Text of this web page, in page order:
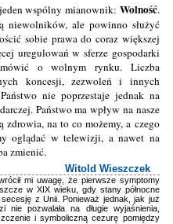
wspólny mianownik: Wolność.
niewolników, ale powinno służyć
sobie prawa do coraz większej
uregulowań w sferze gospodarki
o wolnym rynku. Liczba
koncesji, zezwoleń i innych
nie poprzestaje jednak na
Państwo ma wpływ na nasze
zdrowia, na to co możemy, a czego
oglądać w telewizji, a nawet na
zmienić.
Witold Wieszczek
mi uwagę, że pierwsze symptomy
w XIX wieku, gdy stany północne
secesję z Unii. Ponieważ jednak, jak już
nie pozwalała na długie wyjaśnienia,
i symboliczną cezurę pomiędzy